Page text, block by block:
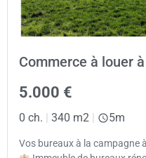
Commerce à louer
5.000 €
0 ch. | 340 m2 | 5m
Vos bureaux à la campagne